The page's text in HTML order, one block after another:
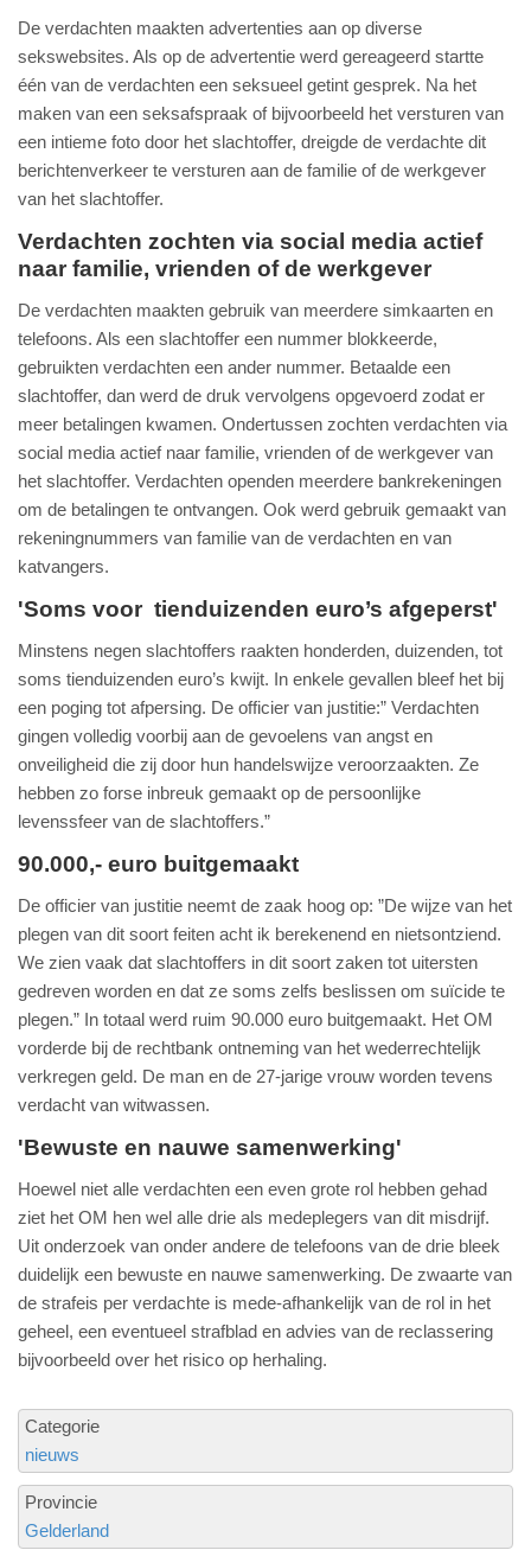
De verdachten maakten advertenties aan op diverse
sekswebsites. Als op de advertentie werd gereageerd startte
één van de verdachten een seksueel getint gesprek. Na het
maken van een seksafspraak of bijvoorbeeld het versturen van
een intieme foto door het slachtoffer, dreigde de verdachte dit
berichtenverkeer te versturen aan de familie of de werkgever
van het slachtoffer.
Verdachten zochten via social media actief
naar familie, vrienden of de werkgever
De verdachten maakten gebruik van meerdere simkaarten en
telefoons. Als een slachtoffer een nummer blokkeerde,
gebruikten verdachten een ander nummer. Betaalde een
slachtoffer, dan werd de druk vervolgens opgevoerd zodat er
meer betalingen kwamen. Ondertussen zochten verdachten via
social media actief naar familie, vrienden of de werkgever van
het slachtoffer. Verdachten openden meerdere bankrekeningen
om de betalingen te ontvangen. Ook werd gebruik gemaakt van
rekeningnummers van familie van de verdachten en van
katvangers.
'Soms voor tienduizenden euro’s afgeperst'
Minstens negen slachtoffers raakten honderden, duizenden, tot
soms tienduizenden euro’s kwijt. In enkele gevallen bleef het bij
een poging tot afpersing. De officier van justitie:” Verdachten
gingen volledig voorbij aan de gevoelens van angst en
onveiligheid die zij door hun handelswijze veroorzaakten. Ze
hebben zo forse inbreuk gemaakt op de persoonlijke
levenssfeer van de slachtoffers.”
90.000,- euro buitgemaakt
De officier van justitie neemt de zaak hoog op: ”De wijze van het
plegen van dit soort feiten acht ik berekenend en nietsontziend.
We zien vaak dat slachtoffers in dit soort zaken tot uitersten
gedreven worden en dat ze soms zelfs beslissen om suïcide te
plegen.” In totaal werd ruim 90.000 euro buitgemaakt. Het OM
vorderde bij de rechtbank ontneming van het wederrechtelijk
verkregen geld. De man en de 27-jarige vrouw worden tevens
verdacht van witwassen.
'Bewuste en nauwe samenwerking'
Hoewel niet alle verdachten een even grote rol hebben gehad
ziet het OM hen wel alle drie als medeplegers van dit misdrijf.
Uit onderzoek van onder andere de telefoons van de drie bleek
duidelijk een bewuste en nauwe samenwerking. De zwaarte van
de strafeis per verdachte is mede-afhankelijk van de rol in het
geheel, een eventueel strafblad en advies van de reclassering
bijvoorbeeld over het risico op herhaling.
Categorie
nieuws
Provincie
Gelderland